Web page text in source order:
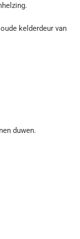
kelderdeur van
duwen.